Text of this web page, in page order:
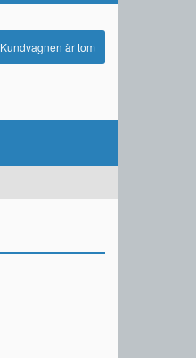
Kundvagnen är tom